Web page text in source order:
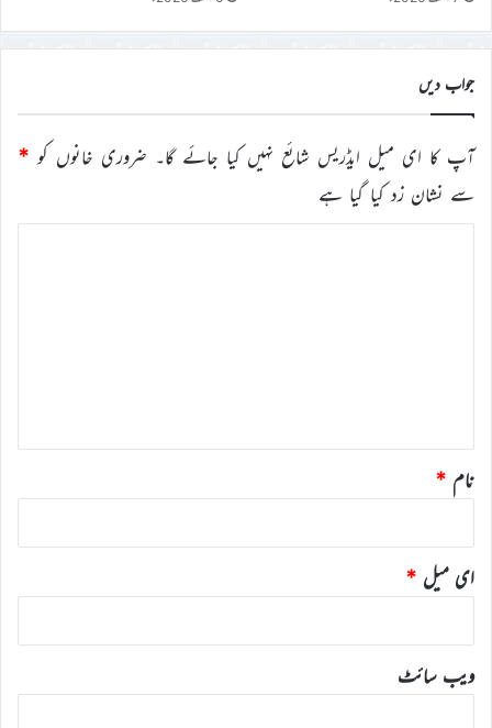
جواب دیں
آپ کا ای میل ایڈریس شائع نہیں کیا جائے گا۔ ضروری خانوں کو *
سے نشان زد کیا گیا ہے
نام *
ای میل *
ویب‌ سائٹ